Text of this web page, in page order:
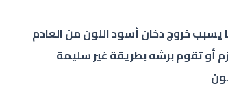
يسبب خروج دخان أسود اللون من العادم
أو تقوم برشه بطريقة غير سليمة